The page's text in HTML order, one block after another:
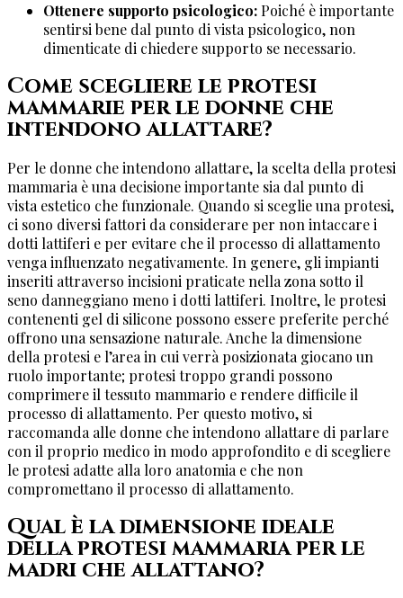
Ottenere supporto psicologico: Poiché è importante
sentirsi bene dal punto di vista psicologico, non
dimenticate di chiedere supporto se necessario.
Come scegliere le protesi
mammarie per le donne che
intendono allattare?
Per le donne che intendono allattare, la scelta della protesi
mammaria è una decisione importante sia dal punto di
vista estetico che funzionale. Quando si sceglie una protesi,
ci sono diversi fattori da considerare per non intaccare i
dotti lattiferi e per evitare che il processo di allattamento
venga influenzato negativamente. In genere, gli impianti
inseriti attraverso incisioni praticate nella zona sotto il
seno danneggiano meno i dotti lattiferi. Inoltre, le protesi
contenenti gel di silicone possono essere preferite perché
offrono una sensazione naturale. Anche la dimensione
della protesi e l’area in cui verrà posizionata giocano un
ruolo importante; protesi troppo grandi possono
comprimere il tessuto mammario e rendere difficile il
processo di allattamento. Per questo motivo, si
raccomanda alle donne che intendono allattare di parlare
con il proprio medico in modo approfondito e di scegliere
le protesi adatte alla loro anatomia e che non
compromettano il processo di allattamento.
Qual è la dimensione ideale
della protesi mammaria per le
madri che allattano?